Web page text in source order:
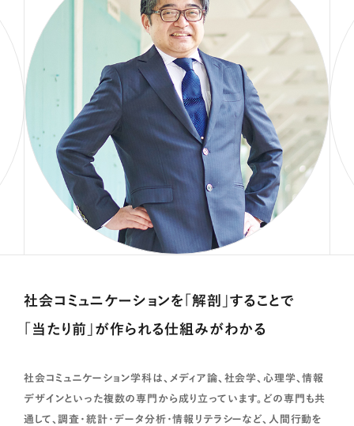
1年次
基礎講義科目と演習形式の参加型授業で、大学レベル
の学びの土台を築きます。
各コースの内容を広く横断的に学ぶとともに、社会調査
やデータ分析など、研究の技法を身につけます。
専門領域を選択。少人数の演習を通して知識を構築し、
実習形式で社会調査のスキルを修得します。
4年次
4年間の総仕上げとして、それまで学んだ知識や社会調
査の技法を駆使し、自分の卒業論文として残します。
社会コミュニケーションを「解剖」することで
「当たり前」が作られる仕組みがわかる
社会コミュニケーション学科は、メディア論、社会学、心理学、情報
デザインといった複数の専門から成り立っています。どの専門も共
通して、調査・統計・データ分析・情報リテラシーなど、人間行動を